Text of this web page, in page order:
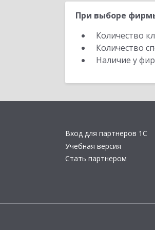
При выборе
Количество
Количество
Наличие у
Вход для партнеров 1С
Учебная версия
Стать партнером